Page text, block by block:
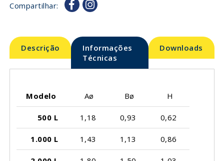
Compartilhar:
Descrição
Informações
Técnicas
Downloads
Modelo Aø Bø H
500 L 1,18 0,93 0,62
1.000 L 1,43 1,13 0,86